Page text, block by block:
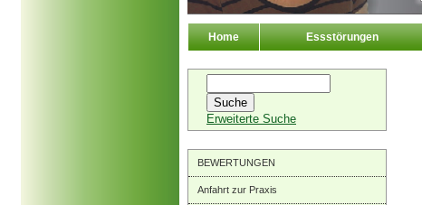
Home Essstörungen
Erweiterte Suche
BEWERTUNGEN
Anfahrt zur Praxis